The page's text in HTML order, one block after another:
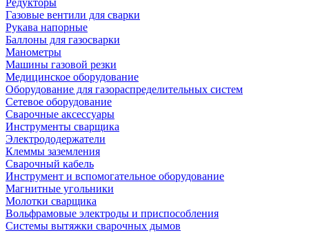
Редукторы
Газовые вентили для сварки
Рукава напорные
Баллоны для газосварки
Манометры
Машины газовой резки
Медицинское оборудование
Оборудование для газораспределительных систем
Сетевое оборудование
Сварочные аксессуары
Инструменты сварщика
Электрододержатели
Клеммы заземления
Сварочный кабель
Инструмент и вспомогательное оборудование
Магнитные угольники
Молотки сварщика
Вольфрамовые электроды и приспособления
Системы вытяжки сварочных дымов